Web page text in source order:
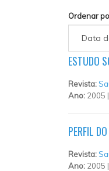
Ordenar
ESTUDO
Revista:
Ano: 2005 |
PERFIL
Revista:
Ano: 2005 |